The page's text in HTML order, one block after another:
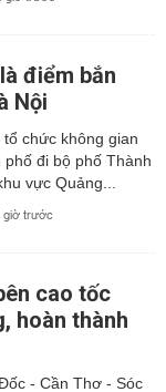
điểm bắn
Nội
chức không gian
phố đi bộ phố Thành
vực Quảng...
giờ trước
cao tốc
hoàn thành
- Cần Thơ - Sóc